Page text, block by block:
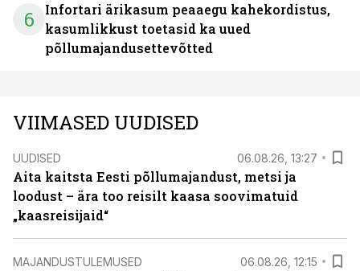
6
Infortari ärikasum peaaegu kahekordistus,
kasumlikkust toetasid ka uued
põllumajandusettevõtted
VIIMASED UUDISED
UUDISED 06.08.26, 13:27
Aita kaitsta Eesti põllumajandust, metsi ja
loodust – ära too reisilt kaasa soovimatuid
„kaasreisijaid“
MAJANDUSTULEMUSED 06.08.26, 12:15